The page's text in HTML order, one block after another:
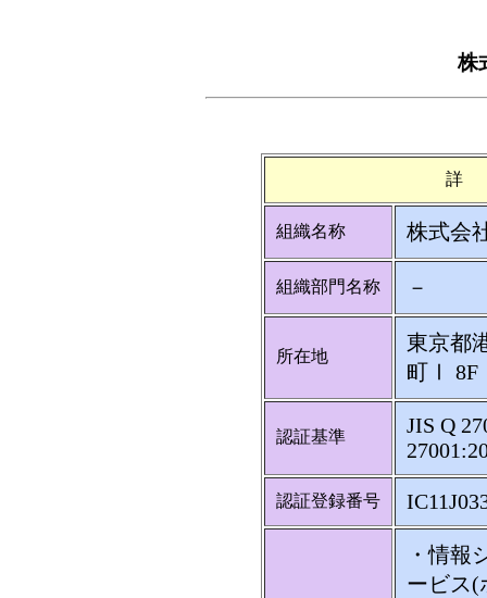
株
詳
組織名称 株式会
組織部門名称 －
所在地
東京都
町Ⅰ 8F
認証基準
JIS Q
認証登録番号
・情報
ービス(